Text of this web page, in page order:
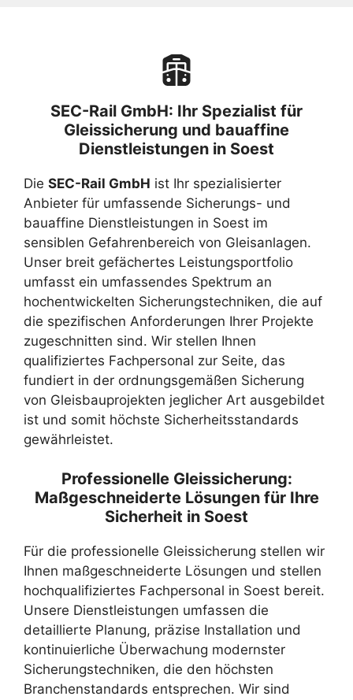
SEC-Rail GmbH: Ihr Spezialist für
Gleissicherung und bauaffine
Dienstleistungen in Soest
Die SEC-Rail GmbH ist Ihr spezialisierter
Anbieter für umfassende Sicherungs- und
bauaffine Dienstleistungen in Soest im
sensiblen Gefahrenbereich von Gleisanlagen.
Unser breit gefächertes Leistungsportfolio
umfasst ein umfassendes Spektrum an
hochentwickelten Sicherungstechniken, die auf
die spezifischen Anforderungen Ihrer Projekte
zugeschnitten sind. Wir stellen Ihnen
qualifiziertes Fachpersonal zur Seite, das
fundiert in der ordnungsgemäßen Sicherung
von Gleisbauprojekten jeglicher Art ausgebildet
ist und somit höchste Sicherheitsstandards
gewährleistet.
Professionelle Gleissicherung:
Maßgeschneiderte Lösungen für Ihre
Sicherheit in Soest
Für die professionelle Gleissicherung stellen wir
Ihnen maßgeschneiderte Lösungen und stellen
hochqualifiziertes Fachpersonal in Soest bereit.
Unsere Dienstleistungen umfassen die
detaillierte Planung, präzise Installation und
kontinuierliche Überwachung modernster
Sicherungstechniken, die den höchsten
Branchenstandards entsprechen. Wir sind